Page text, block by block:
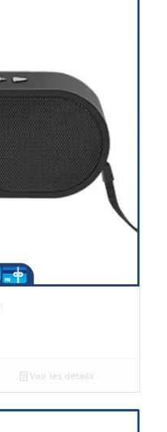
Voir les détails